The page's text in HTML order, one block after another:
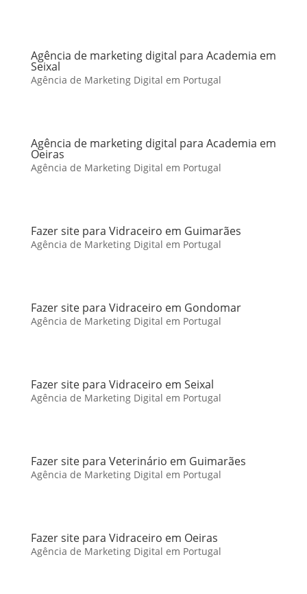
Agência de marketing digital para Academia em
Seixal
Agência de Marketing Digital em Portugal
Agência de marketing digital para Academia em
Oeiras
Agência de Marketing Digital em Portugal
Fazer site para Vidraceiro em Guimarães
Agência de Marketing Digital em Portugal
Fazer site para Vidraceiro em Gondomar
Agência de Marketing Digital em Portugal
Fazer site para Vidraceiro em Seixal
Agência de Marketing Digital em Portugal
Fazer site para Veterinário em Guimarães
Agência de Marketing Digital em Portugal
Fazer site para Vidraceiro em Oeiras
Agência de Marketing Digital em Portugal